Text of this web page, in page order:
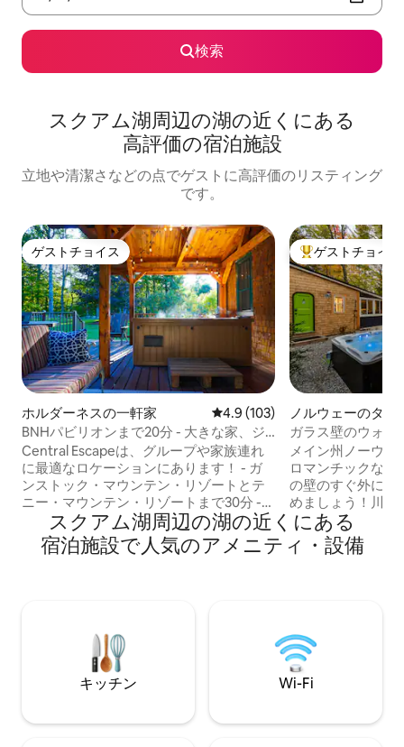
検索
スクアム湖周辺の湖⁠の近⁠く⁠にあ⁠る
高⁠評⁠価⁠の宿⁠泊⁠施⁠設
立地や清潔さなどの点でゲストに高評価のリスティング
です。
ゲストチョイス
ゲストチョイス
ホルダーネスの一軒家 レビュー103件、5つ星中4.9つ
4.9 (103)
BNHパビリオンまで20分 - 大きな家、ジ
ャグジー、焚き火台
Central Escapeは、グループや家族連れ
に最適なロケーションにあります！ - ガ
ンストック・マウンテン・リゾートとテ
ニー・マウンテン・リゾートまで30分 -
ルーン、ウォータービル、キャノン・マ
ウンテン（約40分） - アイス・キャッス
ルズまで40分 - デッキに専用露天風呂・
まで徒歩20分 メインフロアのクイーンベ
ッドルームとバスルーム - 庭用ゲームが
できる広大な裏庭 -設備の整ったキッチン
とパントリー
大好評のゲスト
ゲストチョイス
ノルウェーのタイ
ス
ガラス壁のウォー
ジー暖炉のある小
メイン州ノーウェ
ロマンチックな
の壁のすぐ外に流
めましょう！川の
ットバス、透明
せる快適な高さ
ド、屋外シャワー
Wi-Fi、そしてカ
やかな心配りが施
ーリバーでのスキ
でのアドベンチャ
スクアム湖周辺の湖⁠の近⁠く⁠にあ⁠る
宿⁠泊⁠施⁠設で人⁠気⁠のア⁠メ⁠ニ⁠テ⁠ィ⁠・設⁠備
キッチン Wi-Fi